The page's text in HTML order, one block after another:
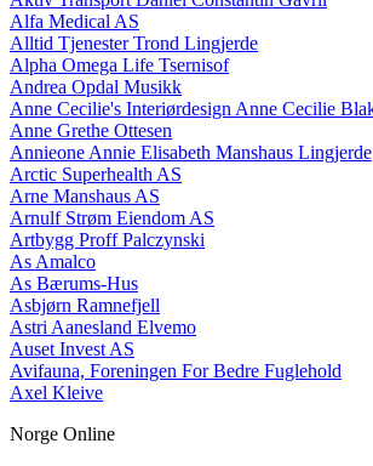
Alfa Medical AS
Alltid Tjenester Trond Lingjerde
Alpha Omega Life Tsernisof
Andrea Opdal Musikk
Anne Cecilie's Interiørdesign Anne Cecilie
Anne Grethe Ottesen
Annieone Annie Elisabeth Manshaus Lingjerde
Arctic Superhealth AS
Arne Manshaus AS
Arnulf Strøm Eiendom AS
Artbygg Proff Palczynski
As Amalco
As Bærums-Hus
Asbjørn Ramnefjell
Astri Aanesland Elvemo
Auset Invest AS
Avifauna, Foreningen For Bedre Fuglehold
Axel Kleive
Norge Online